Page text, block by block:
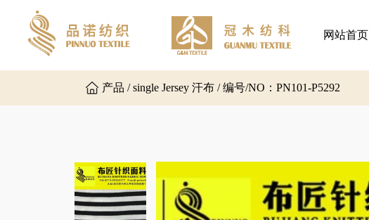
网站首页
产品 / single Jersey 汗布 / 编号/NO：PN101-P5292